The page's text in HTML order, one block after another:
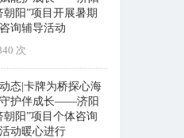
朝阳”项目开展暑期
询辅导活动
次
态|卡牌为桥探心海
护伴成长——济阳
朝阳”项目个体咨询
动暖心进行